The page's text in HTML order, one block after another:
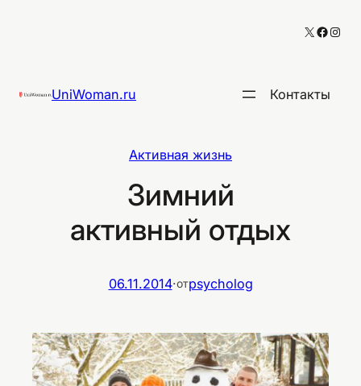
X
UniWoman.ru Контакты
Активная жизнь
Зимний
активный отдых
06.11.2014·отpsycholog